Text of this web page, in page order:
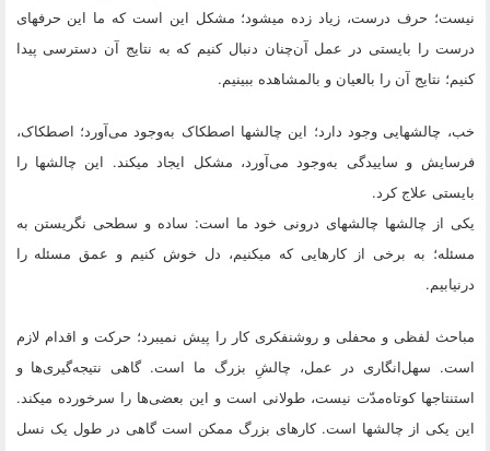
نیست؛ حرف درست، زیاد زده میشود؛ مشکل این است که ما این حرفهاى
درست را بایستى در عمل آن‌چنان دنبال کنیم که به نتایج آن دسترسى پیدا
کنیم؛ نتایج آن را بالعیان و بالمشاهده ببینیم.
خب، چالشهایى وجود دارد؛ این چالشها اصطکاک به‌وجود مى‌آورد؛ اصطکاک،
فرسایش و ساییدگى به‌وجود مى‌آورد، مشکل ایجاد میکند. این چالشها را
بایستى علاج کرد.
یکى از چالشها چالشهاى درونى خود ما است: ساده و سطحى نگریستن به
مسئله؛ به برخى از کارهایى که میکنیم، دل خوش کنیم و عمق مسئله را
درنیابیم.
مباحث لفظى و محفلى و روشنفکرى کار را پیش نمیبرد؛ حرکت و اقدام لازم
است. سهل‌انگارى در عمل، چالشِ بزرگ ما است. گاهى نتیجه‌گیرى‌ها و
استنتاجها کوتاه‌مدّت نیست، طولانى است و این بعضى‌ها را سرخورده میکند.
این یکى از چالشها است. کارهاى بزرگ ممکن است گاهى در طول یک نسل